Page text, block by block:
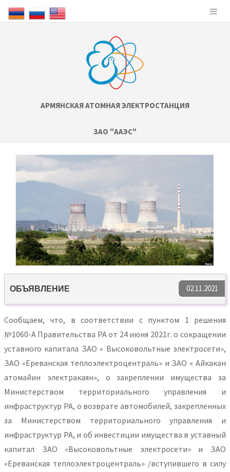
АРМЯНСКАЯ АТОМНАЯ ЭЛЕКТРОСТАНЦИЯ
ЗАО "ААЭС"
02.11.2021
OБЪЯВЛЕНИЕ
Сообщаем, что, в соответствии с пунктом 1 решения
№1060-А Правительства РА от 24 июня 2021г. о сокращении
уставного капитала ЗАО « Высоковольтные электросети»,
ЗАО «Ереванская теплоэлектроцентраль» и ЗАО « Айкакан
атомайин электракаян», о закреплении имущества за
Министерством территориального управления и
инфраструктур РА, о возврате автомобилей, закрепленных
за Министерством территориального управления и
инфраструктур РА, и об инвестиции имущества в уставный
капитал ЗАО «Высоковольтные электросети» и ЗАО
«Ереванская теплоэлектроцентраль» /вступившего в силу